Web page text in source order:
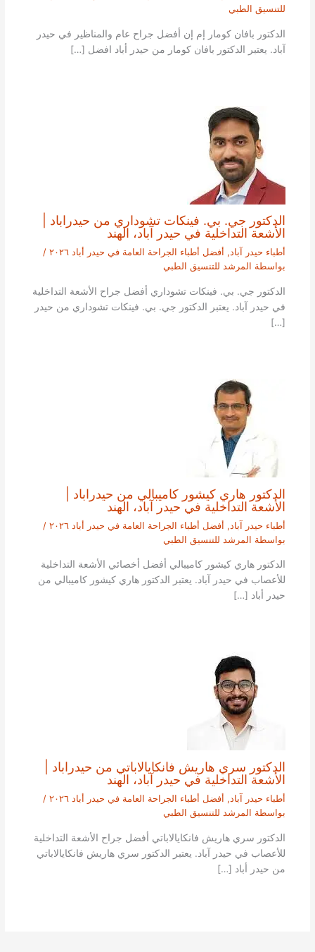
للتنسيق الطبي
الدكتور بافان كومار إم إن أفضل جراح عام والمناظير في حيدر
آباد. يعتبر الدكتور بافان كومار من حيدر أباد افضل […]
الدكتور جي. بي. فينكات تشوداري من حيدراباد |
الأشعة التداخلية في حيدر آباد، الهند
أطباء حيدر آباد, أفضل أطباء الجراحة العامة في حيدر أباد ٢٠٢٦
/
بواسطة المرشد للتنسيق الطبي
الدكتور جي. بي. فينكات تشوداري أفضل جراح الأشعة التداخلية
في حيدر آباد. يعتبر الدكتور جي. بي. فينكات تشوداري من حيدر
[…]
الدكتور هاري كيشور كاميبالي من حيدراباد |
الأشعة التداخلية في حيدر آباد، الهند
أطباء حيدر آباد , أفضل أطباء الجراحة العامة في حيدر أباد ٢٠٢٦
/
بواسطة المرشد للتنسيق الطبي
الدكتور هاري كيشور كاميبالي أفضل أخصائي الأشعة التداخلية
للأعصاب في حيدر آباد. يعتبر الدكتور هاري كيشور كاميبالي من
حيدر أباد […]
الدكتور سري هاريش فانكايالاباتي من حيدراباد |
الأشعة التداخلية في حيدر آباد، الهند
أطباء حيدر آباد, أفضل أطباء الجراحة العامة في حيدر أباد ٢٠٢٦
/
بواسطة المرشد للتنسيق الطبي
الدكتور سري هاريش فانكايالاباتي أفضل جراح الأشعة التداخلية
للأعصاب في حيدر آباد. يعتبر الدكتور سري هاريش فانكايالاباتي
من حيدر أباد […]